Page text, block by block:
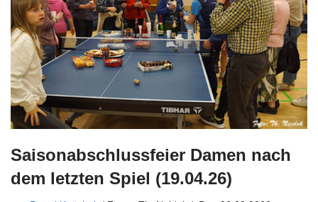
Saisonabschlussfeier Damen nach
dem letzten Spiel (19.04.26)